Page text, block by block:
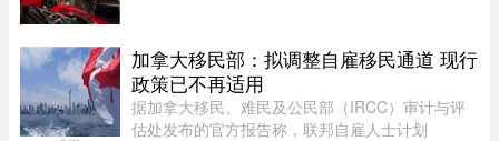
Royce、McLaren、Bugatti等 ...
加拿大移民部：拟调整自雇移民通道 现行
政策已不再适用
据加拿大移民、难民及公民部（IRCC）审计与评
估处发布的官方报告称，联邦自雇人士计划